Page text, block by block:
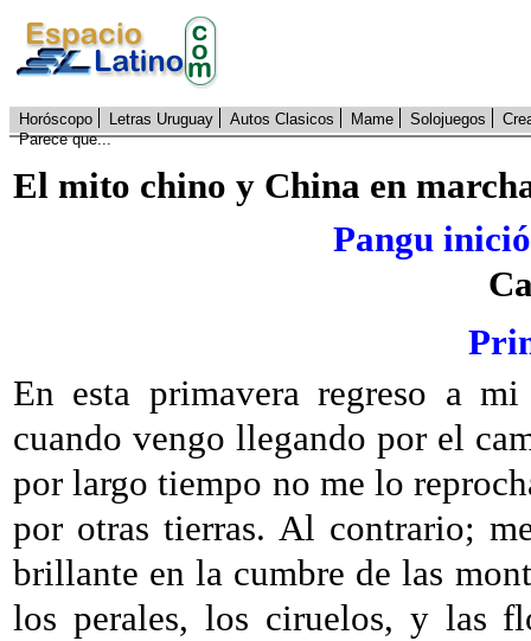
Horóscopo Letras Uruguay Autos Clasicos Mame Solojuegos
Parece que...
El mito chino y China en
Pangu
En esta primavera regreso a
cuando vengo llegando por el
por largo tiempo no me lo
por otras tierras. Al contrario;
brillante en la cumbre de las
los perales, los ciruelos, y las